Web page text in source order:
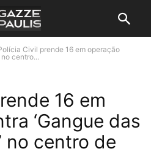
Civil prende 16 em operação
no centro...
16 em
‘Gangue das
no centro de